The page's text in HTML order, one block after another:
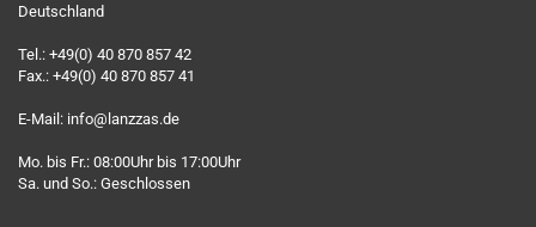
Deutschland
Tel.: +49(0) 40 870 857 42
Fax.: +49(0) 40 870 857 41
E-Mail: info@lanzzas.de
Mo. bis Fr.: 08:00Uhr bis 17:00Uhr
Sa. und So.: Geschlossen